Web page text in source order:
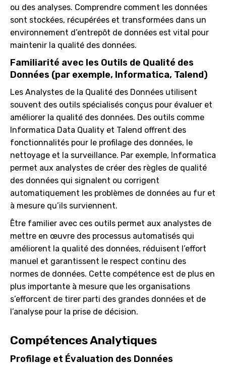
ou des analyses. Comprendre comment les données
sont stockées, récupérées et transformées dans un
environnement d’entrepôt de données est vital pour
maintenir la qualité des données.
Familiarité avec les Outils de Qualité des
Données (par exemple, Informatica, Talend)
Les Analystes de la Qualité des Données utilisent
souvent des outils spécialisés conçus pour évaluer et
améliorer la qualité des données. Des outils comme
Informatica Data Quality et Talend offrent des
fonctionnalités pour le profilage des données, le
nettoyage et la surveillance. Par exemple, Informatica
permet aux analystes de créer des règles de qualité
des données qui signalent ou corrigent
automatiquement les problèmes de données au fur et
à mesure qu’ils surviennent.
Être familier avec ces outils permet aux analystes de
mettre en œuvre des processus automatisés qui
améliorent la qualité des données, réduisent l’effort
manuel et garantissent le respect continu des
normes de données. Cette compétence est de plus en
plus importante à mesure que les organisations
s’efforcent de tirer parti des grandes données et de
l’analyse pour la prise de décision.
Compétences Analytiques
Profilage et Évaluation des Données